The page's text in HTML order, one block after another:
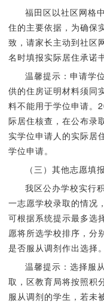
福田区以社区网格
住的主要依据，为确保
致，请家长主动到社区
名时填报实际居住承诺书
温馨提示：申请学
供的住房证明材料须同
料不能用于学位申请。
际居住核查，在公布录
实学位申请人的实际居
学位申请。
（三）其他志愿填
我区公办学校实行
一志愿学校录取的情况
可根据系统提示最多选
愿将所选学校排序，分
是否服从调剂作出选择。
温馨提示：选择服
取，区教育局将按照积
服从调剂的学生，若未